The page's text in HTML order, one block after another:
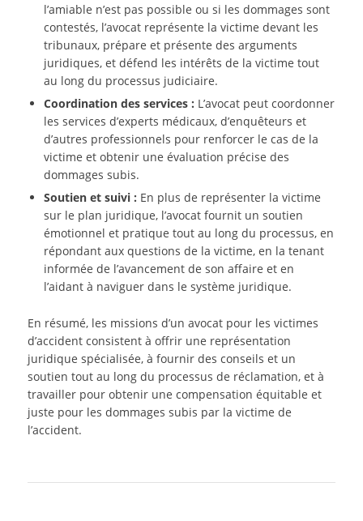
l’amiable n’est pas possible ou si les dommages sont
contestés, l’avocat représente la victime devant les
tribunaux, prépare et présente des arguments
juridiques, et défend les intérêts de la victime tout
au long du processus judiciaire.
Coordination des services : L’avocat peut coordonner
les services d’experts médicaux, d’enquêteurs et
d’autres professionnels pour renforcer le cas de la
victime et obtenir une évaluation précise des
dommages subis.
Soutien et suivi : En plus de représenter la victime
sur le plan juridique, l’avocat fournit un soutien
émotionnel et pratique tout au long du processus, en
répondant aux questions de la victime, en la tenant
informée de l’avancement de son affaire et en
l’aidant à naviguer dans le système juridique.
En résumé, les missions d’un avocat pour les victimes
d’accident consistent à offrir une représentation
juridique spécialisée, à fournir des conseils et un
soutien tout au long du processus de réclamation, et à
travailler pour obtenir une compensation équitable et
juste pour les dommages subis par la victime de
l’accident.